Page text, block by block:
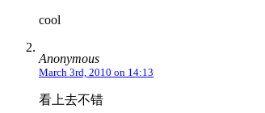
cool
Anonymous
March 3rd, 2010 on 14:13
看上去不错